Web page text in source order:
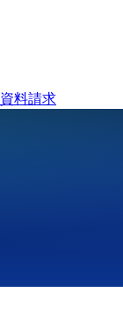
資料請求